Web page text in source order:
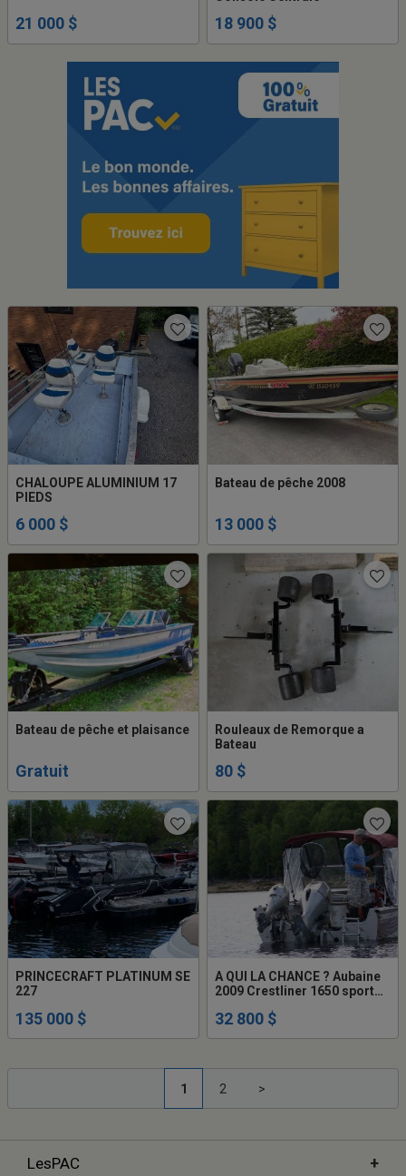
21 000 $ 18 900 $
CHALOUPE ALUMINIUM 17
PIEDS
6 000 $
Bateau de pêche 2008
13 000 $
Bateau de pêche et plaisance
Gratuit
Rouleaux de Remorque a
Bateau
80 $
PRINCECRAFT PLATINUM SE
227
135 000 $
A QUI LA CHANCE ? Aubaine
2009 Crestliner 1650 sport
32 800 $
1 2 >
LesPAC +